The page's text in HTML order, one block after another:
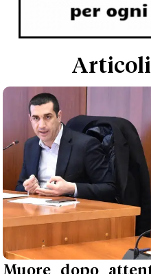
Muore dopo